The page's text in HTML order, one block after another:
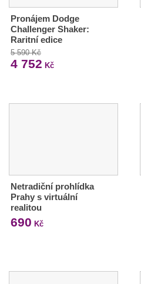
Pronájem Dodge
Challenger Shaker:
Raritní edice
5 590 Kč
4 752 Kč
Netradiční prohlídka
Prahy s virtuální
realitou
690 Kč